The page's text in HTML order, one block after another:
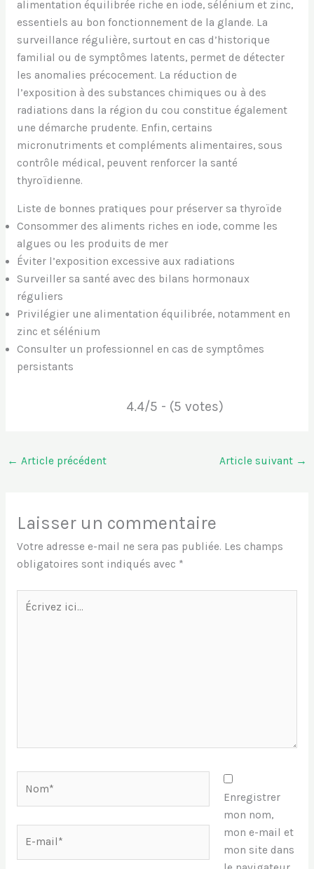
alimentation équilibrée riche en iode, sélénium et zinc,
essentiels au bon fonctionnement de la glande. La
surveillance régulière, surtout en cas d’historique
familial ou de symptômes latents, permet de détecter
les anomalies précocement. La réduction de
l’exposition à des substances chimiques ou à des
radiations dans la région du cou constitue également
une démarche prudente. Enfin, certains
micronutriments et compléments alimentaires, sous
contrôle médical, peuvent renforcer la santé
thyroïdienne.
Liste de bonnes pratiques pour préserver sa thyroïde
Consommer des aliments riches en iode, comme les
algues ou les produits de mer
Éviter l’exposition excessive aux radiations
Surveiller sa santé avec des bilans hormonaux
réguliers
Privilégier une alimentation équilibrée, notamment en
zinc et sélénium
Consulter un professionnel en cas de symptômes
persistants
4.4/5 - (5 votes)
← Article précédent Article suivant →
Laisser un commentaire
Votre adresse e-mail ne sera pas publiée. Les champs
obligatoires sont indiqués avec *
Écrivez
Enregistrer
mon nom,
mon e-mail et
mon site dans